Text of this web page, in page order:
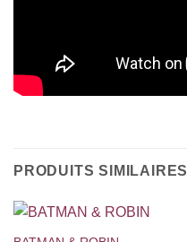
PRODUITS SIMILAIRES